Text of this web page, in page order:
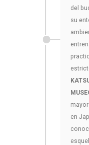
del
su
en